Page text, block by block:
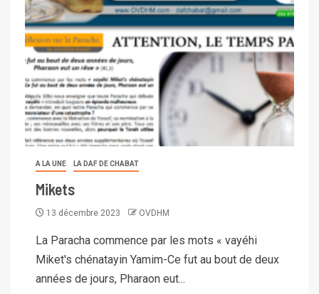
A LA UNE LA DAF DE CHABAT
Mikets
13 décembre 2023 OVDHM
La Paracha commence par les mots « vayéhi
Miket's chénatayin Yamim-Ce fut au bout de deux
années de jours, Pharaon eut...